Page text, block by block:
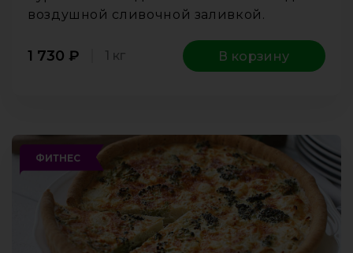
воздушной сливочной заливкой.
1 730 ₽ 1 кг В корзину
ФИТНЕС